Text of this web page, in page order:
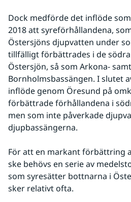
Dock medförde det inflöde
2018 att syreförhållandena,
Östersjöns djupvatten under
tillfälligt förbättrades i de
Östersjön, så som Arkona- samt
Bornholmsbassängen. I slutet
inflöde genom Öresund på
förbättrade förhållandena i
men som inte påverkade
djupbassängerna.
För att en markant förbättring
ske behövs en serie av
som syresätter bottnarna i
sker relativt ofta.